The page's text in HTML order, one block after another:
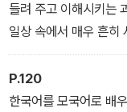
들려 주고 이해시키는
일상 속에서 매우 흔히
합니다. 신체 어휘는
념(Self-concept)을 향
지 확장할 수 있도록
P.120
한국어를 모국어로 배